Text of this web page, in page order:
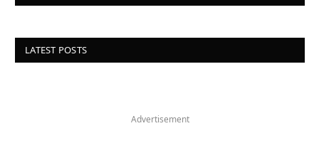
LATEST POSTS
Advertisement